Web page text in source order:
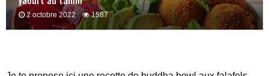
2 octobre 2022 1587